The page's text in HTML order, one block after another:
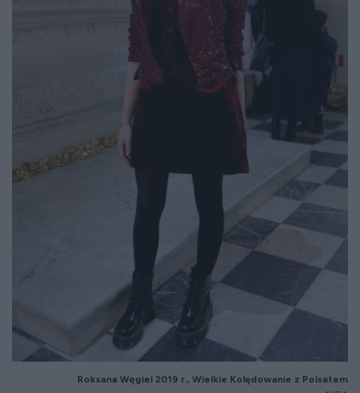
Roksana Węgiel 2019 r., Wielkie Kolędowanie z Polsatem